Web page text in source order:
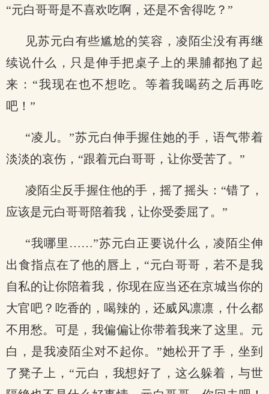
“元白哥哥是不喜欢吃啊，还是不舍得吃？”
见苏元白有些尴尬的笑容，凌陌尘没有再继
续说什么，只是伸手把桌子上的果脯都抱了起
来：“我现在也不想吃。等着我喝药之后再吃
吧！”
“凌儿。”苏元白伸手握住她的手，语气带着
淡淡的哀伤，“跟着元白哥哥，让你受苦了。”
凌陌尘反手握住他的手，摇了摇头：“错了，
应该是元白哥哥陪着我，让你受委屈了。”
“我哪里……”苏元白正要说什么，凌陌尘伸
出食指点在了他的唇上，“元白哥哥，若不是我
自私的让你陪着我，你现在应当还在京城当你的
大官吧？吃香的，喝辣的，还威风凛凛，什么都
不用愁。可是，我偏偏让你带着我来了这里。元
白，是我凌陌尘对不起你。”她松开了手，坐到
了凳子上，“元白，我想好了，这么躲着，与世